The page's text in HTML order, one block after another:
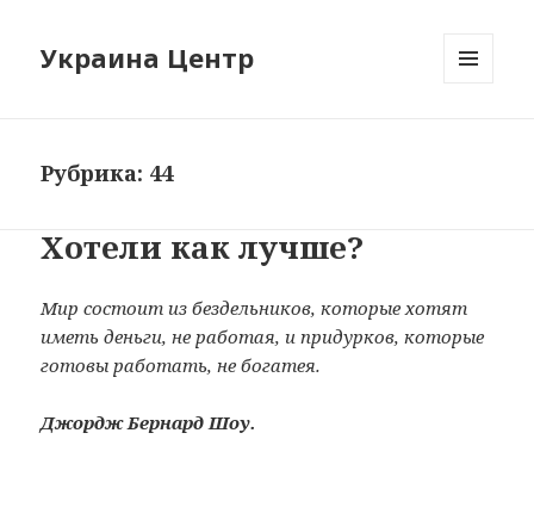
Украина Центр
Рубрика: 44
Хотели как лучше?
Мир состоит из бездельников, которые хотят
иметь деньги, не работая, и придурков, которые
готовы работать, не богатея.
Джордж Бернард Шоу.